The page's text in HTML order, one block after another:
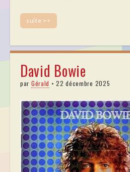
suite >>
David Bowie
par Gérald •22 décembre 2025